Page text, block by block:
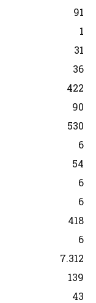
91
1
31
36
422
90
530
6
54
6
6
418
6
7.312
139
43